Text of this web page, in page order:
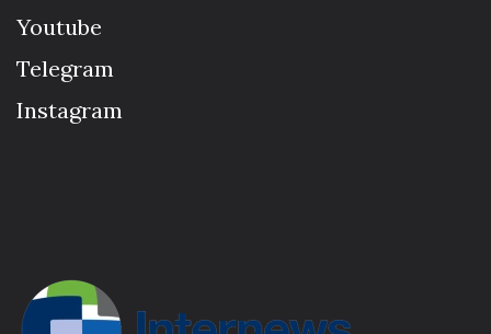
Youtube
Telegram
Instagram